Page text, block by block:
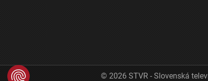
© 2026 STVR - Slovenská